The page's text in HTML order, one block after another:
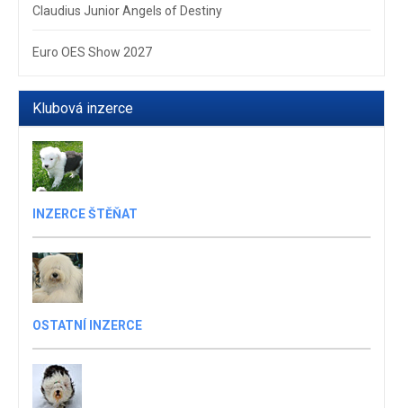
Claudius Junior Angels of Destiny
Euro OES Show 2027
Klubová inzerce
INZERCE ŠTĚŇAT
OSTATNÍ INZERCE